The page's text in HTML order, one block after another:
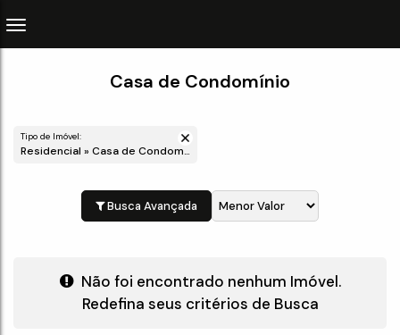
Casa de Condomínio
Tipo de Imóvel:
Residencial » Casa de Condomínio
Busca Avançada
Não foi encontrado nenhum Imóvel.
Redefina seus critérios de Busca